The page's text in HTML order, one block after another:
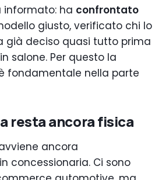
informato: ha confrontato
giusto, verificato chi lo
già deciso quasi tutto prima
salone. Per questo la
fondamentale nella parte
resta ancora fisica
ancora
concessionaria. Ci sono